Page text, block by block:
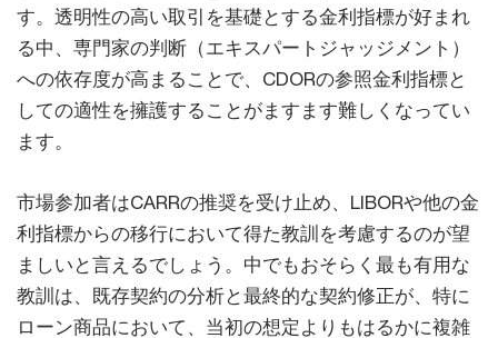
す。透明性の高い取引を基礎とする金利指標が好まれ
る中、専門家の判断（エキスパートジャッジメント）
への依存度が高まることで、CDORの参照金利指標と
しての適性を擁護することがますます難しくなってい
ます。
市場参加者はCARRの推奨を受け止め、LIBORや他の金
利指標からの移行において得た教訓を考慮するのが望
ましいと言えるでしょう。中でもおそらく最も有用な
教訓は、既存契約の分析と最終的な契約修正が、特に
ローン商品において、当初の想定よりもはるかに複雑